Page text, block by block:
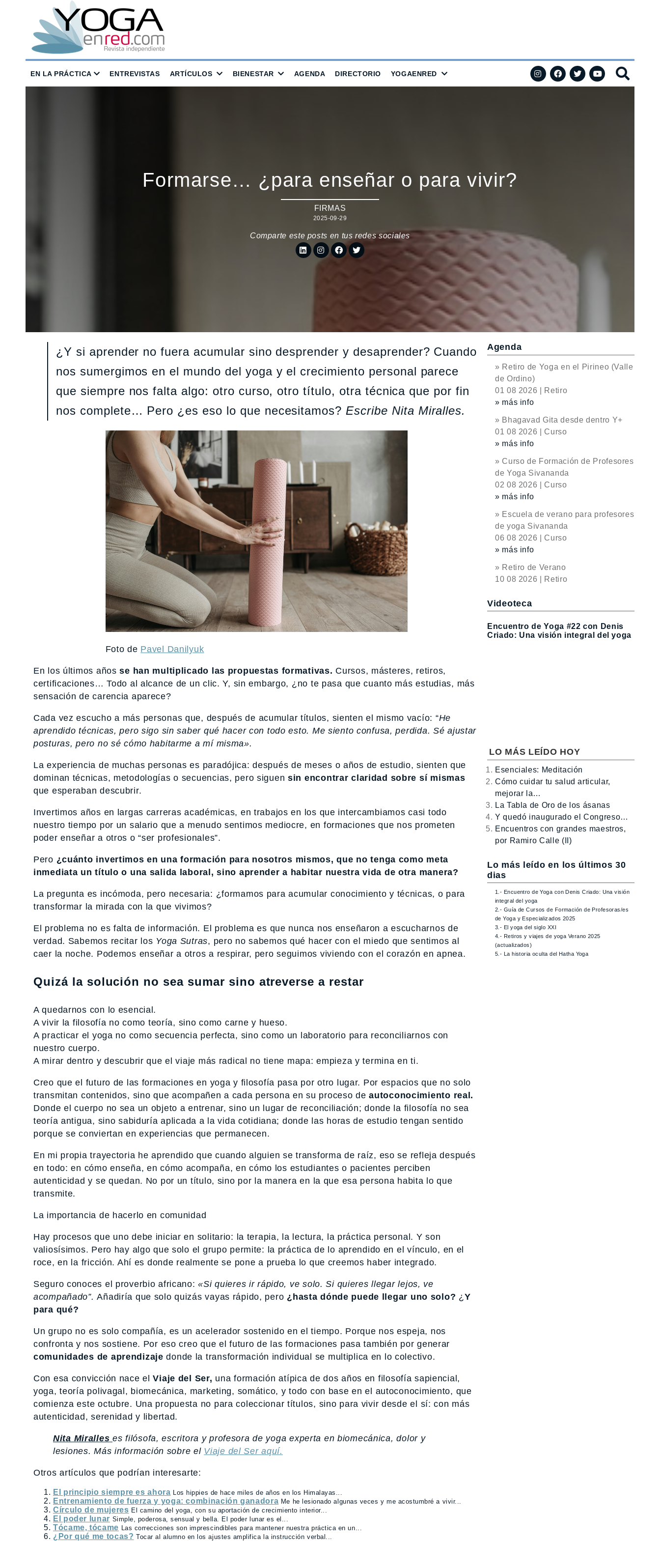
EN LA PRÁCTICA ENTREVISTAS ARTÍCULOS BIENESTAR AGENDA DIRECTORIO YOGAENRED
Formarse… ¿para enseñar o para vivir?
FIRMAS
2025-09-29
Comparte este posts en tus redes sociales
¿Y si aprender no fuera acumular sino desprender y desaprender? Cuando
nos sumergimos en el mundo del yoga y el crecimiento personal parece
que siempre nos falta algo: otro curso, otro título, otra técnica que por fin
nos complete… Pero ¿es eso lo que necesitamos? Escribe Nita Miralles.
Foto de Pavel Danilyuk
En los últimos añosse han multiplicado las propuestas formativas. Cursos, másteres, retiros,
certificaciones… Todo al alcance de un clic. Y, sin embargo, ¿no te pasa que cuanto más estudias, más
sensación de carencia aparece?
Cada vez escucho a más personas que, después de acumular títulos, sienten el mismo vacío: “He
aprendido técnicas, pero sigo sin saber qué hacer con todo esto. Me siento confusa, perdida. Sé ajustar
posturas, pero no sé cómo habitarme a mí misma».
La experiencia de muchas personas es paradójica: después de meses o años de estudio, sienten que
dominan técnicas, metodologías o secuencias, pero siguen sin encontrar claridad sobre sí mismas
que esperaban descubrir.
Invertimos años en largas carreras académicas, en trabajos en los que intercambiamos casi todo
nuestro tiempo por un salario que a menudo sentimos mediocre, en formaciones que nos prometen
poder enseñar a otros o “ser profesionales”.
Pero ¿cuánto invertimos en una formación para nosotros mismos, que no tenga como meta
inmediata un título o una salida laboral, sino aprender a habitar nuestra vida de otra manera?
La pregunta es incómoda, pero necesaria: ¿formamos para acumular conocimiento y técnicas, o para
transformar la mirada con la que vivimos?
El problema no es falta de información. El problema es que nunca nos enseñaron a escucharnos de
verdad. Sabemos recitar los Yoga Sutras, pero no sabemos qué hacer con el miedo que sentimos al
caer la noche. Podemos enseñar a otros a respirar, pero seguimos viviendo con el corazón en apnea.
Quizá la solución no sea sumar sino atreverse a restar
A quedarnos con lo esencial.
A vivir la filosofía no como teoría, sino como carne y hueso.
A practicar el yoga no como secuencia perfecta, sino como un laboratorio para reconciliarnos con
nuestro cuerpo.
A mirar dentro y descubrir que el viaje más radical no tiene mapa: empieza y termina en ti.
Creo que el futuro de las formaciones en yoga y filosofía pasa por otro lugar. Por espacios que no solo
transmitan contenidos, sino que acompañen a cada persona en su proceso deautoconocimiento real.
Donde el cuerpo no sea un objeto a entrenar, sino un lugar de reconciliación; donde la filosofía no sea
teoría antigua, sino sabiduría aplicada a la vida cotidiana; donde las horas de estudio tengan sentido
porque se conviertan en experiencias que permanecen.
En mi propia trayectoria he aprendido que cuando alguien se transforma de raíz, eso se refleja después
en todo: en cómo enseña, en cómo acompaña, en cómo los estudiantes o pacientes perciben
autenticidad y se quedan. No por un título, sino por la manera en la que esa persona habita lo que
transmite.
La importancia de hacerlo en comunidad
Hay procesos que uno debe iniciar en solitario: la terapia, la lectura, la práctica personal. Y son
valiosísimos. Pero hay algo que solo el grupo permite: la práctica de lo aprendido en el vínculo, en el
roce, en la fricción. Ahí es donde realmente se pone a prueba lo que creemos haber integrado.
Seguro conoces el proverbio africano:«Si quieres ir rápido, ve solo. Si quieres llegar lejos, ve
acompañado”.Añadiría que solo quizás vayas rápido, pero ¿hasta dónde puede llegar uno solo? ¿Y
para qué?
Un grupo no es solo compañía, es un acelerador sostenido en el tiempo. Porque nos espeja, nos
confronta y nos sostiene. Por eso creo que el futuro de las formaciones pasa también por generar
comunidades de aprendizaje donde la transformación individual se multiplica en lo colectivo.
Con esa convicción nace elViaje del Ser, una formación atípica de dos años en filosofía sapiencial,
yoga, teoría polivagal, biomecánica, marketing, somático, y todo con base en el autoconocimiento, que
comienza este octubre. Una propuesta no para coleccionar títulos, sino para vivir desde el sí: con más
autenticidad, serenidad y libertad.
Nita Miralles es filósofa, escritora y profesora de yoga experta en biomecánica, dolor y
lesiones. Más información sobre el Viaje del Ser aquí.
Otros artículos que podrían interesarte:
El principio siempre es ahora Los hippies de hace miles de años en los Himalayas...
Entrenamiento de fuerza y yoga: combinación ganadora Me he lesionado algunas veces y me acostumbré a vivir...
Círculo de mujeres El camino del yoga, con su aportación de crecimiento interior...
El poder lunar Simple, poderosa, sensual y bella. El poder lunar es el...
Tócame, tócame Las correcciones son imprescindibles para mantener nuestra práctica en un...
¿Por qué me tocas? Tocar al alumno en los ajustes amplifica la instrucción verbal...
Agenda
» Retiro de Yoga en el Pirineo (Valle
de Ordino)
01 08 2026 | Retiro
» más info
» Bhagavad Gita desde dentro Y+
01 08 2026 | Curso
» más info
» Curso de Formación de Profesores
de Yoga Sivananda
02 08 2026 | Curso
» más info
» Escuela de verano para profesores
de yoga Sivananda
06 08 2026 | Curso
» más info
» Retiro de Verano
10 08 2026 | Retiro
Videoteca
Encuentro de Yoga #22 con Denis
Criado: Una visión integral del yoga
LO MÁS LEÍDO HOY
Esenciales: Meditación
Cómo cuidar tu salud articular,
mejorar la…
La Tabla de Oro de los ásanas
Y quedó inaugurado el Congreso…
Encuentros con grandes maestros,
por Ramiro Calle (II)
Lo más leído en los últimos 30
dias
1.- Encuentro de Yoga con Denis Criado: Una visión
integral del yoga
2.- Guía de Cursos de Formación de Profesoras/es
de Yoga y Especializados 2025
3.- El yoga del siglo XXI
4.- Retiros y viajes de yoga Verano 2025
(actualizados)
5.- La historia oculta del Hatha Yoga